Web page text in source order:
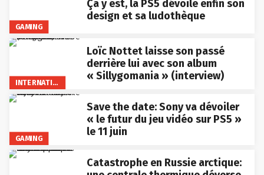
GAMING
Ça y est, la PS5 dévoile enfin son
design et sa ludothèque
INTERNATIONAL
Loïc Nottet laisse son passé
derrière lui avec son album
« Sillygomania » (interview)
GAMING
Save the date: Sony va dévoiler
« le futur du jeu vidéo sur PS5 »
le 11 juin
Catastrophe en Russie arctique: